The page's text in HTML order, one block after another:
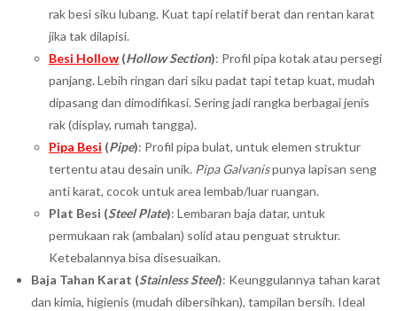
rak besi siku lubang. Kuat tapi relatif berat dan rentan karat
jika tak dilapisi.
Besi Hollow (Hollow Section): Profil pipa kotak atau persegi
panjang. Lebih ringan dari siku padat tapi tetap kuat, mudah
dipasang dan dimodifikasi. Sering jadi rangka berbagai jenis
rak (display, rumah tangga).
Pipa Besi (Pipe): Profil pipa bulat, untuk elemen struktur
tertentu atau desain unik. Pipa Galvanispunya lapisan seng
anti karat, cocok untuk area lembab/luar ruangan.
Plat Besi (Steel Plate): Lembaran baja datar, untuk
permukaan rak (ambalan) solid atau penguat struktur.
Ketebalannya bisa disesuaikan.
Baja Tahan Karat (Stainless Steel): Keunggulannya tahan karat
dan kimia, higienis (mudah dibersihkan), tampilan bersih. Ideal